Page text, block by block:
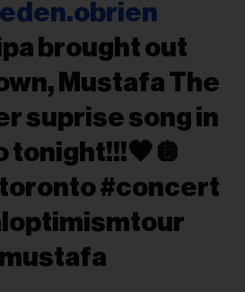
brought out
Mustafa The
suprise song in
tonight!!!🖤🪩
#concert